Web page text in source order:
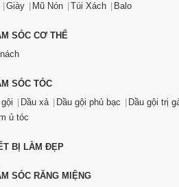
Giày Mũ Nón Túi Xách Balo
SÓC CƠ THỂ
SÓC TÓC
Dầu xả Dầu gội phủ bạc
Dầu gội trị
ủ tóc
BỊ LÀM ĐẸP
SÓC RĂNG MIỆNG